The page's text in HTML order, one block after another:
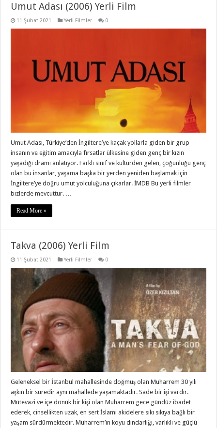
Umut Adası (2006) Yerli Film
11 Şubat 2021 Yerli Filmler 0
Umut Adası, Türkiye’den İngiltere’ye kaçak yollarla giden bir grup
insanın ve eğitim amacıyla fırsatlar ülkesine giden genç bir kızın
yaşadığı dramı anlatıyor. Farklı sınıf ve kültürden gelen, çoğunluğu genç
olan bu insanlar, yaşama başka bir yerden yeniden başlamak için
İngiltere’ye doğru umut yolculuğuna çıkarlar. İMDB Bu yerli filmler
bizlerde mevcuttur. …
Read More »
Takva (2006) Yerli Film
11 Şubat 2021 Yerli Filmler 0
Geleneksel bir İstanbul mahallesinde doğmuş olan Muharrem 30 yılı
aşkın bir süredir aynı mahallede yaşamaktadır. Sade bir işi vardır.
Mütevazi ve içe dönük bir kişi olan Muharrem gece gündüz ibadet
ederek, cinsellikten uzak, en sert İslami akidelere sıkı sıkıya bağlı bir
yaşam sürdürmektedir. Muharrem’in koyu dindarlığı, varlıklı ve güçlü